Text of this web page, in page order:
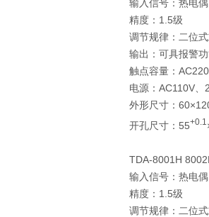
输入信号：热电
精度：1.5级
调节规律：二位
输出：可具报警
触点容量：
电源：AC110V
外形尺寸：
开孔尺寸：55+0.1
TDA-8001H
输入信号：热电
精度：1.5级
调节规律：二位